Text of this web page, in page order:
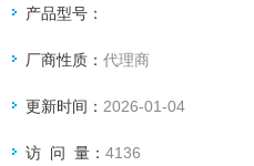
产品型号：
厂商性质：代理商
更新时间： 2026-01-04
访 问 量：4136